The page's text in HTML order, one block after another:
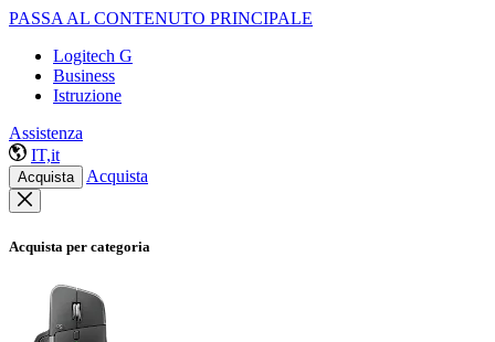
PASSA AL CONTENUTO PRINCIPALE
Logitech G
Business
Istruzione
Assistenza
IT,it
Acquista Acquista
Acquista per categoria